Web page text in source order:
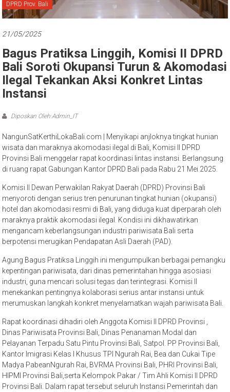
Bali
DPRD Prov. Bali
21/05/2025
Bagus Pratiksa Linggih, Komisi II DPRD
Bali Soroti Okupansi Turun & Akomodasi
Ilegal Tekankan Aksi Konkret Lintas
Instansi
Diposkan Oleh:Admin_IT
NangunSatKerthiLokaBali.com | Menyikapi anjloknya tingkat hunian
wisata dan maraknya akomodasi ilegal di Bali, Komisi II DPRD
Provinsi Bali menggelar rapat koordinasi lintas instansi. Berlangsung
di ruang rapat Gabungan Kantor DPRD Bali pada Rabu 21 Mei 2025.
Komisi II Dewan Perwakilan Rakyat Daerah (DPRD) Provinsi Bali
menyoroti dengan serius tren penurunan tingkat hunian (okupansi)
hotel dan akomodasi resmi di Bali, yang diduga kuat diperparah oleh
maraknya praktik akomodasi ilegal. Kondisi ini dikhawatirkan
mengancam keberlangsungan industri pariwisata Bali serta
berpotensi merugikan Pendapatan Asli Daerah (PAD).
Agung Bagus Pratiksa Linggih ini mengumpulkan berbagai pemangku
kepentingan pariwisata, dari dinas pemerintahan hingga asosiasi
industri, guna mencari solusi tegas dan terintegrasi. Komisi II
menekankan pentingnya kolaborasi serius antar instansi untuk
merumuskan langkah konkret menyelamatkan wajah pariwisata Bali.
Rapat koordinasi dihadiri oleh Anggota Komisi II DPRD Provinsi ,
Dinas Pariwisata Provinsi Bali, Dinas Penanaman Modal dan
Pelayanan Terpadu Satu Pintu Provinsi Bali, Satpol. PP Provinsi Bali,
Kantor Imigrasi Kelas I Khusus TPI Ngurah Rai, Bea dan Cukai Tipe
Madya PabeanNgurah Rai, BVRMA Provinsi Bali, PHRI Provinsi Bali,
HIPMI Provinsi Bali,serta Kelompok Pakar / Tim Ahli Komisi II DPRD
Provinsi Bali. Dalam rapat tersebut seluruh Instansi Pemerintah dan